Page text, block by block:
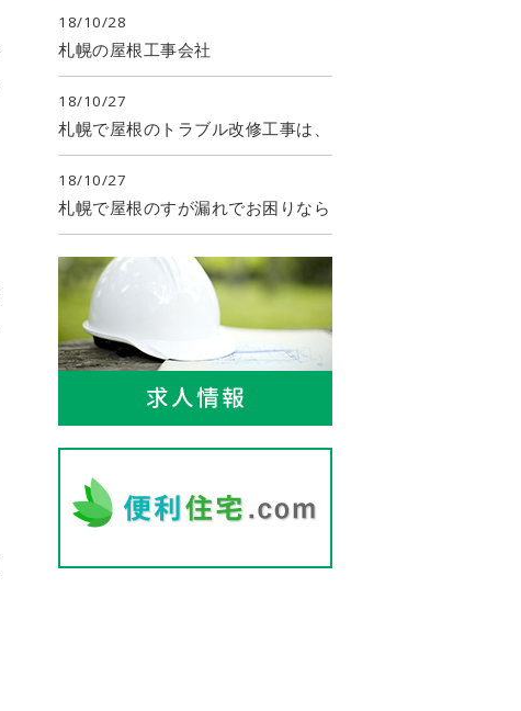
18/10/28
札幌の屋根工事会社
18/10/27
札幌で屋根のトラブル改修工事は、
18/10/27
札幌で屋根のすが漏れでお困りなら